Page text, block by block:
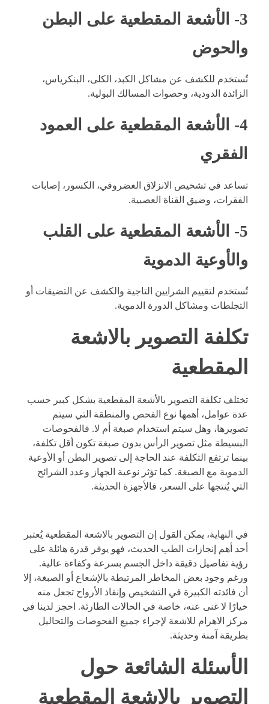
3- الأشعة المقطعية على البطن
والحوض
تُستخدم للكشف عن مشاكل الكبد، الكلى، البنكرياس،
الزائدة الدودية، وحصوات المسالك البولية.
4- الأشعة المقطعية على العمود
الفقري
تساعد في تشخيص الانزلاق الغضروفي، الكسور، إصابات
الفقرات، وضيق القناة العصبية.
5- الأشعة المقطعية على القلب
والأوعية الدموية
تُستخدم لتقييم الشرايين التاجية والكشف عن التضيقات أو
التجلطات ومشاكل الدورة الدموية.
تكلفة التصوير بالاشعة
المقطعية
تختلف تكلفة التصوير بالأشعة المقطعية بشكل كبير حسب
عدة عوامل، أهمها نوع الفحص والمنطقة التي سيتم
تصويرها، وهل سيتم استخدام صبغة أم لا. فالفحوصات
البسيطة مثل تصوير الرأس بدون صبغة تكون أقل تكلفة،
بينما ترتفع التكلفة عند الحاجة إلى تصوير البطن أو الأوعية
الدموية مع الصبغة. كما تؤثر نوعية الجهاز وعدد الشرائح
التي يُنتجها على السعر، فالأجهزة الحديثة.
في النهاية، يمكن القول إن التصوير بالاشعة المقطعية يُعتبر
أحد أهم إنجازات الطب الحديث، فهو يوفر قدرة هائلة على
رؤية تفاصيل دقيقة داخل الجسم بسرعة وكفاءة عالية.
ورغم وجود بعض المخاطر المرتبطة بالإشعاع أو الصبغة، إلا
أن فائدته الكبيرة في التشخيص وإنقاذ الأرواح تجعل منه
خيارًا لا غنى عنه، خاصة في الحالات الطارئة. احجز لدينا في
مركز الاهرام للاشعة لإجراء جميع الفحوصات والتحاليل
بطريقة آمنة وحديثة.
الأسئلة الشائعة حول
التصوير بالاشعة المقطعية